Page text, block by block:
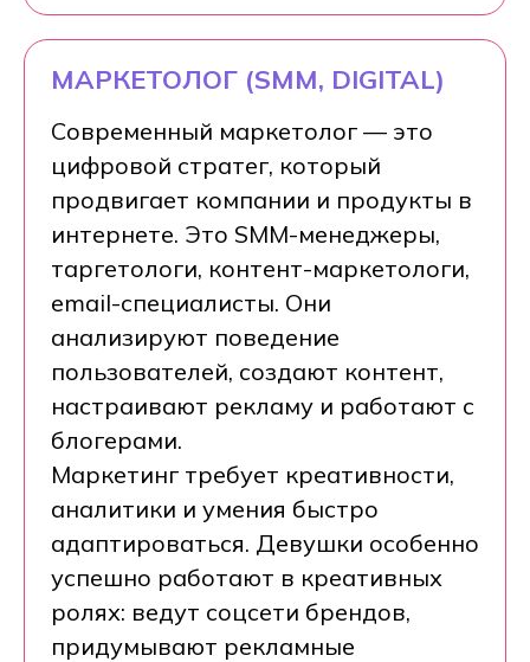
МАРКЕТОЛОГ (SMM, DIGITAL)
Современный маркетолог — это
цифровой стратег, который
продвигает компании и продукты в
интернете. Это SMM-менеджеры,
таргетологи, контент-маркетологи,
email-специалисты. Они
анализируют поведение
пользователей, создают контент,
настраивают рекламу и работают с
блогерами.
Маркетинг требует креативности,
аналитики и умения быстро
адаптироваться. Девушки особенно
успешно работают в креативных
ролях: ведут соцсети брендов,
придумывают рекламные
+7
Нажимая на кнопку Получить консультацию
я даюСогласиена обработкуперсональных